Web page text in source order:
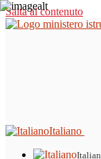
Salta al contenuto
Italiano